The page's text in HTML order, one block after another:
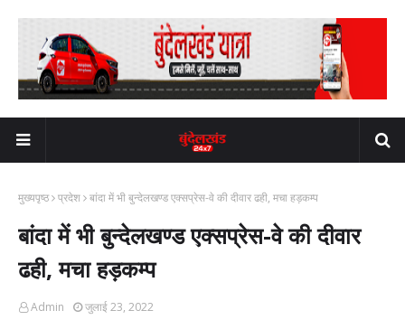
मुख्यपृष्ठ प्रदेश बांदा में भी बुन्देलखण्ड एक्सप्रेस-वे की दीवार ढही, मचा हड़कम्प
बांदा में भी बुन्देलखण्ड एक्सप्रेस-वे की दीवार
ढही, मचा हड़कम्प
Admin जुलाई 23, 2022